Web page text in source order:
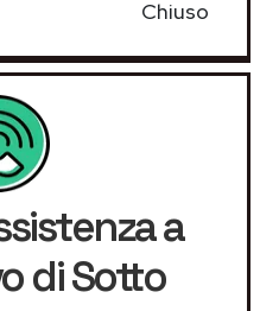
Chiuso
a
di Sotto